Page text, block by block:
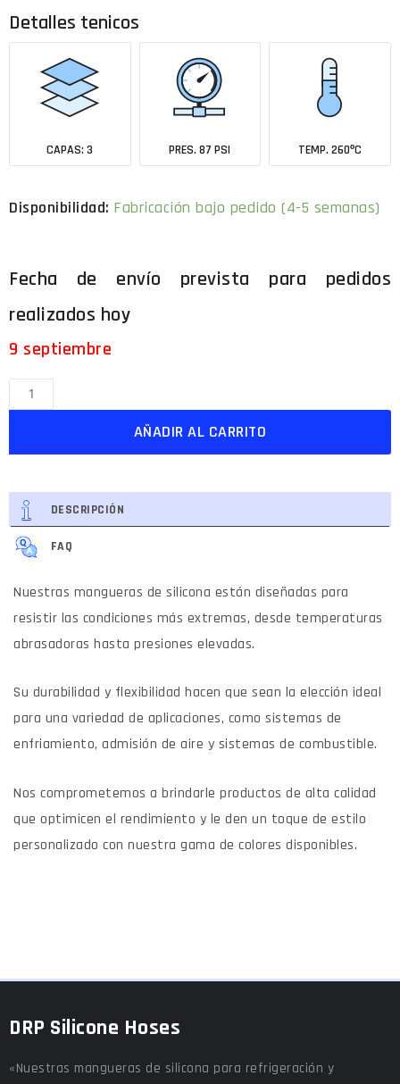
Detalles tenicos
CAPAS: 3 PRES. 87 PSI TEMP. 260ºC
Fabricación bajo pedido (4-5 semanas)
9 septiembre
AÑADIR AL CARRITO
DESCRIPCIÓN
FAQ
Nuestras mangueras de silicona están diseñadas para
resistir las condiciones más extremas, desde temperaturas
abrasadoras hasta presiones elevadas.
Su durabilidad y flexibilidad hacen que sean la elección ideal
para una variedad de aplicaciones, como sistemas de
enfriamiento, admisión de aire y sistemas de combustible.
Nos comprometemos a brindarle productos de alta calidad
que optimicen el rendimiento y le den un toque de estilo
personalizado con nuestra gama de colores disponibles.
DRP Silicone Hoses
«Nuestras mangueras de silicona para refrigeración y